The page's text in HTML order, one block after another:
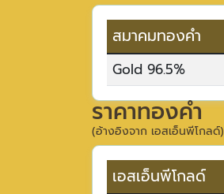
สมาคมทองคำ
Gold 96.5%
ราคาทองคำ
(อ้างอิงจาก เอสเอ็นพีโกลด์)
เอสเอ็นพีโกลด์